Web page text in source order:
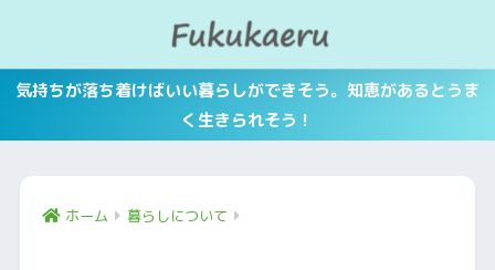
気持ちが落ち着けばいい暮らしができそう。知恵があるとうま
く生きられそう！
ホーム 暮らしについて